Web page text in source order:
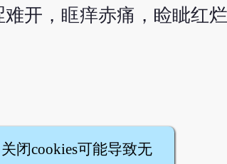
开，眶痒赤痛，睑眦红
闭cookies可能导致无